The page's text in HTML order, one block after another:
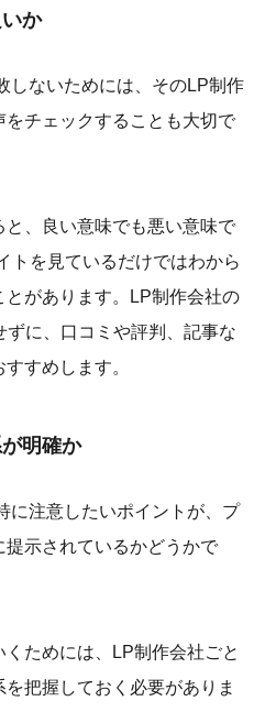
か
しないためには、そのLP制作
チェックすることも大切で
、良い意味でも悪い意味で
トを見ているだけではわから
があります。LP制作会社の
に、口コミや評判、記事な
すめします。
明確か
に注意したいポイントが、プ
示されているかどうかで
ためには、LP制作会社ごと
把握しておく必要がありま